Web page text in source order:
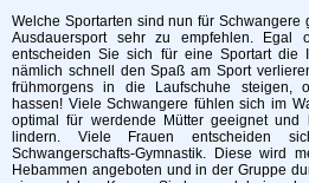
Welche Sportarten sind nun für
Ausdauersport sehr zu empfehlen. Egal
entscheiden Sie sich für eine Sportart die
nämlich schnell den Spaß am Sport
frühmorgens in die Laufschuhe steigen,
hassen! Viele Schwangere fühlen sich im
optimal für werdende Mütter geeignet und
lindern. Viele Frauen entscheiden
Schwangerschafts-Gymnastik. Diese wird
Hebammen angeboten und in der Gruppe